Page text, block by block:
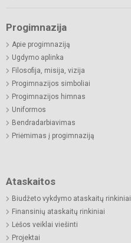
Progimnazija
Apie progimnaziją
Ugdymo aplinka
Filosofija, misija, vizija
Progimnazijos simboliai
Progimnazijos himnas
Uniformos
Bendradarbiavimas
Priėmimas į progimnaziją
Ataskaitos
Biudžeto vykdymo ataskaitų rinkiniai
Finansinių ataskaitų rinkiniai
Lėšos veiklai viešinti
Projektai